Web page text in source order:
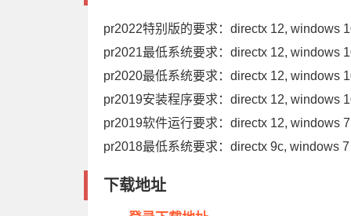
pr2022特别版的要求：directx 12, windows
pr2021最低系统要求：directx 12, windows
pr2020最低系统要求：directx 12, windows
pr2019安装程序要求：directx 12, windows
pr2019软件运行要求：directx 12, windows
pr2018最低系统要求：directx 9c, windows
下载地址